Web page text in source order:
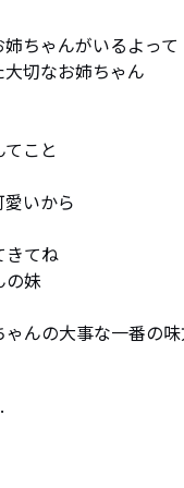
ちゃんがいるよって
切なお姉ちゃん
こと
いから
きてね
の妹
んの大事な一番の